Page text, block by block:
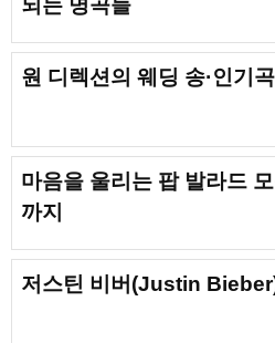
되는 명곡들
원 디렉션의 웨딩 송·인기
마음을 울리는 팝 발라드
까지
저스틴 비버(Justin